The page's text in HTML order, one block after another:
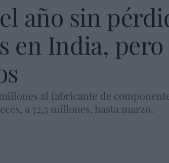
año sin
en India, pero
al fabricante de
a 72,5 millones, hasta marzo.